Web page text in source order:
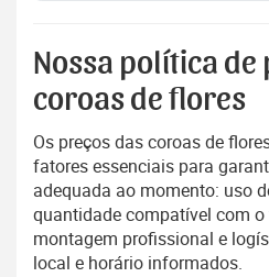
Nossa política de
coroas de flores
Os preços das coroas de
fatores essenciais para
adequada ao momento: uso
quantidade compatível com
montagem profissional e
local e horário informados.